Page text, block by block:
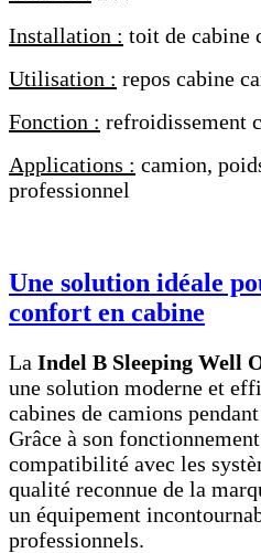
Installation : toit de cabine
Utilisation : repos cabine
Fonction : refroidissement
Applications : camion,
professionnel
Une solution idéale
confort en cabine
La Indel B Sleeping Well
une solution moderne et
cabines de camions
Grâce à son
compatibilité avec les
qualité reconnue de la
un équipement
professionnels.